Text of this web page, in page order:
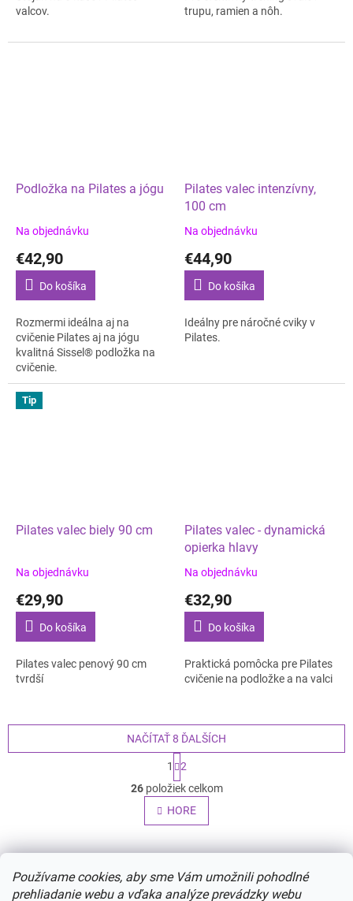
Používame cookies, aby sme Vám umožnili pohodlné
prehliadanie webu a vďaka analýze prevádzky webu
valcov.
trupu, ramien a nôh.
Podložka na Pilates a jógu
Na objednávku
€42,90
Do košíka
Rozmermi ideálna aj na
cvičenie Pilates aj na jógu
kvalitná Sissel® podložka na
cvičenie.
Pilates valec intenzívny,
100 cm
Na objednávku
€44,90
Do košíka
Ideálny pre náročné cviky v
Pilates.
Tip
Pilates valec biely 90 cm
Na objednávku
€29,90
Do košíka
Pilates valec penový 90 cm
tvrdší
Pilates valec - dynamická
opierka hlavy
Na objednávku
€32,90
Do košíka
Praktická pomôcka pre Pilates
cvičenie na podložke a na valci
O
v
l
á
a
c
NAČÍTAŤ 8 ĎALŠÍCH
S
t
r
á
n
k
v
n
i
1
2
26položiek celkom
HORE
Z